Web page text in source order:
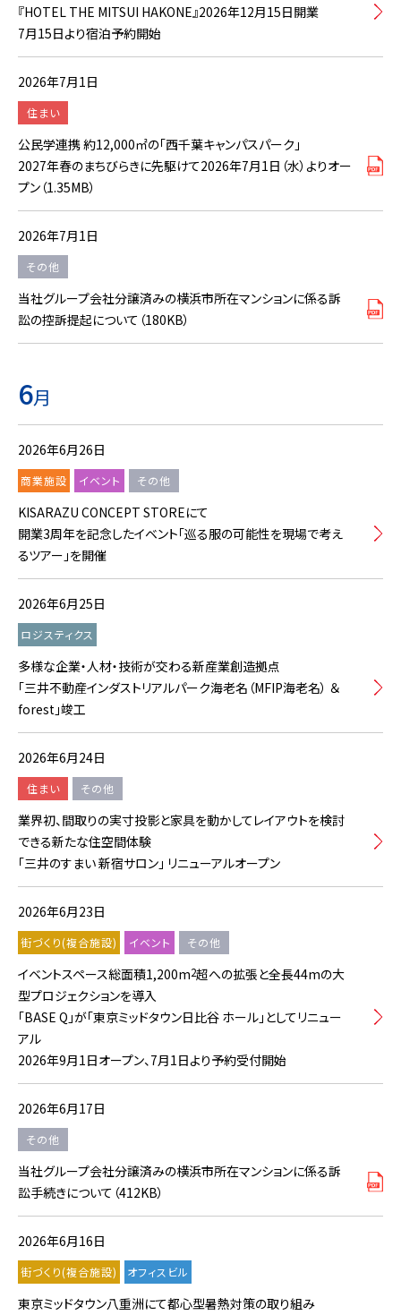
『HOTEL THE MITSUI HAKONE』2026年12月15日開業
7月15日より宿泊予約開始
2026年7月1日
住まい
公民学連携 約12,000㎡の「西千葉キャンパスパーク」
2027年春のまちびらきに先駆けて2026年7月1日（水）よりオー
プン（1.35MB）
2026年7月1日
その他
当社グループ会社分譲済みの横浜市所在マンションに係る訴
訟の控訴提起について（180KB）
6月
2026年6月26日
商業施設 イベント その他
KISARAZU CONCEPT STOREにて
開業3周年を記念したイベント「巡る服の可能性を現場で考え
るツアー」を開催
2026年6月25日
ロジスティクス
多様な企業・人材・技術が交わる新産業創造拠点
「三井不動産インダストリアルパーク海老名（MFIP海老名） ＆
forest」竣工
2026年6月24日
住まい その他
業界初、間取りの実寸投影と家具を動かしてレイアウトを検討
できる新たな住空間体験
「三井のすまい 新宿サロン」 リニューアルオープン
2026年6月23日
街づくり(複合施設) イベント その他
イベントスペース総面積1,200m2超への拡張と全長44mの大
型プロジェクションを導入
「BASE Q」が「東京ミッドタウン日比谷 ホール」としてリニュー
アル
2026年9月1日オープン、7月1日より予約受付開始
2026年6月17日
その他
当社グループ会社分譲済みの横浜市所在マンションに係る訴
訟手続きについて（412KB）
2026年6月16日
街づくり(複合施設) オフィスビル
東京ミッドタウン八重洲にて都心型暑熱対策の取り組み